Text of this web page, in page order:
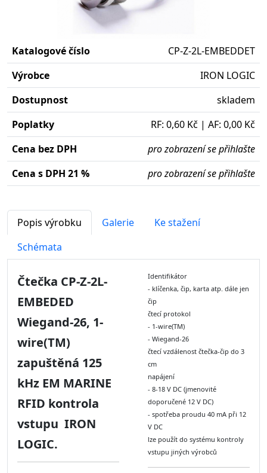
Katalogové číslo
CP-Z-2L-EMBEDDET
Výrobce
IRON LOGIC
Dostupnost
skladem
Poplatky
RF: 0,60 Kč | AF: 0,00 Kč
Cena bez DPH
pro zobrazení se přihlašte
Cena s DPH 21 %
pro zobrazení se přihlašte
Popis výrobku Galerie
Ke stažení
Schémata
Čtečka CP-Z-2L-
EMBEDED
Wiegand-26, 1-
wire(TM)
zapuštěná 125
kHz EM MARINE
RFID kontrola
vstupu IRON
LOGIC.
Identifikátor
- klíčenka, čip, karta atp. dále jen
čip
čtecí protokol
- 1-wire(TM)
- Wiegand-26
čtecí vzdálenost čtečka-čip do 3
cm
napájení
- 8-18 V DC (jmenovité
doporučené 12 V DC)
- spotřeba proudu 40 mA při 12
V DC
lze použít do systému kontroly
vstupu jiných výrobců